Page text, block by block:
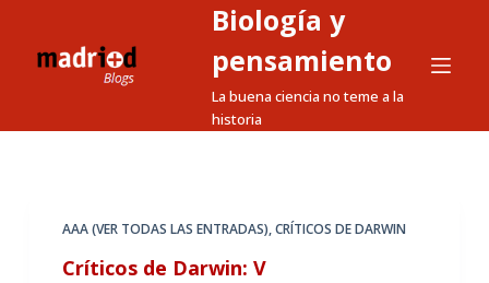
a
Biología y
pensamiento
La buena ciencia no teme a la
historia
AAA (VER TODAS LAS ENTRADAS),CRÍTICOS DE DARWIN
Críticos de Darwin: V